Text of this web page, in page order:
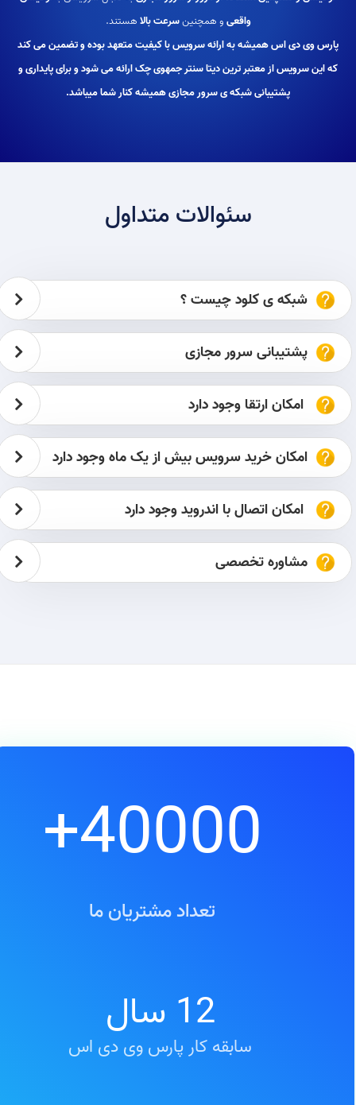
واقعیو همچنینسرعت بالاهستند.
پارس وی دی اس همیشه به ارائه سرویس با کیفیت متعهد بوده و تضمین می کند
که این سرویس از معتبر ترین دیتا سنتر جمهوی چک ارائه می شود و برای پایداری و
پشتیبانی شبکه ی سرور مجازی همیشه کنار شما میباشد.
سئوالات متداول
شبکه ی کلود چیست ؟
پشتیبانی سرور مجازی
امکان ارتقا وجود دارد
امکان خرید سرویس بیش از یک ماه وجود دارد
امکان اتصال با اندروید وجود دارد
مشاوره تخصصی
40000
+
تعداد مشتریان ما
12 سال
سابقه کار پارس وی دی اس